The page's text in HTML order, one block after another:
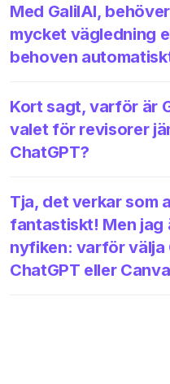
Med GalilAI,
mycket vägledning
behoven
Kort sagt, varför är
valet för revisorer
ChatGPT?
Tja, det verkar som
fantastiskt! Men
nyfiken: varför välja
ChatGPT eller